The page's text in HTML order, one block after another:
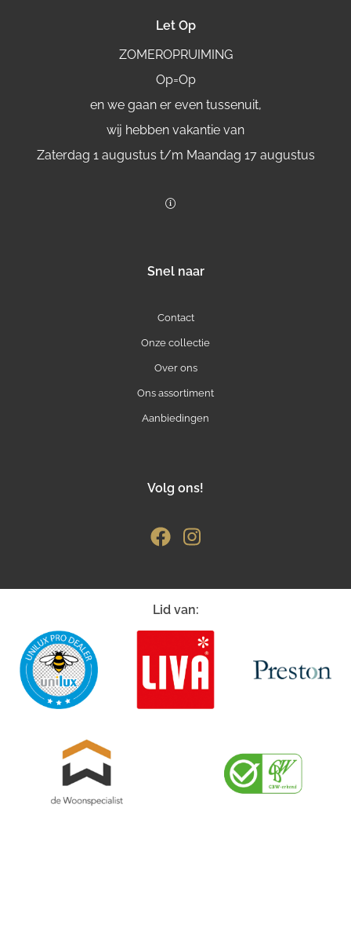
Let Op
ZOMEROPRUIMING
Op=Op
en we gaan er even tussenuit,
wij hebben vakantie van
Zaterdag 1 augustus t/m Maandag 17 augustus
Snel naar
Contact
Onze collectie
Over ons
Ons assortiment
Aanbiedingen
Volg ons!
Lid van: